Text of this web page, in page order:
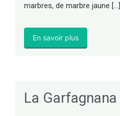
marbres, de marbre jaune […]
En savoir plus
La Garfagnana